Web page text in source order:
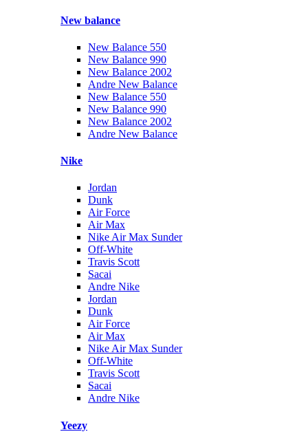
New balance
New Balance 550
New Balance 990
New Balance 2002
Andre New Balance
New Balance 550
New Balance 990
New Balance 2002
Andre New Balance
Nike
Jordan
Dunk
Air Force
Air Max
Nike Air Max Sunder
Off-White
Travis Scott
Sacai
Andre Nike
Jordan
Dunk
Air Force
Air Max
Nike Air Max Sunder
Off-White
Travis Scott
Sacai
Andre Nike
Yeezy